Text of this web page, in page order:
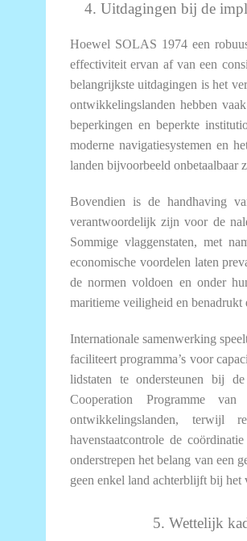
4. Uitdagingen bij de
Hoewel SOLAS 1974 een
effectiviteit ervan af van een
belangrijkste uitdagingen is het
ontwikkelingslanden hebben
beperkingen en beperkte
moderne navigatiesystemen en
landen bijvoorbeeld onbetaalbaar
Bovendien is de handhaving
verantwoordelijk zijn voor de
Sommige vlaggenstaten, met
economische voordelen laten
de normen voldoen en onder
maritieme veiligheid en benadrukt
Internationale samenwerking
faciliteert programma’s voor
lidstaten te ondersteunen bij
Cooperation Programme
ontwikkelingslanden, terwijl
havenstaatcontrole de
onderstrepen het belang van een
geen enkel land achterblijft bij het
5. Wettelijk